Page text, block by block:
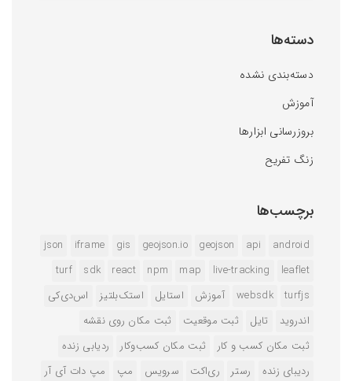
دسته‌ها
دسته‌بندی نشده
آموزش
بروزرسانی ابزارها
زنگ تفریح
برچسب‌ها
android
api
geojson
geojson.io
gis
iframe
json
leaflet
live-tracking
map
npm
react
sdk
turf
turfjs
websdk آموزش استایل استک‌بلتیز
اس‌دی‌کی
اندروید
تایل ثبت موقعیت
ثبت مکان روی نقشه
ثبت مکان کسب و کار
ثبت مکان کسب‌وکار
ردیابی زنده
ردیبای زنده
رستر ری‌اکت سرویس مپ
مپ دات آی آر